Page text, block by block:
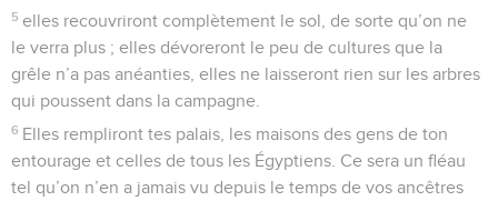
5 elles recouvriront complètement le sol, de sorte qu’on ne
le verra plus ; elles dévoreront le peu de cultures que la
grêle n’a pas anéanties, elles ne laisseront rien sur les arbres
qui poussent dans la campagne.
6 Elles rempliront tes palais, les maisons des gens de ton
entourage et celles de tous les Égyptiens. Ce sera un fléau
tel qu’on n’en a jamais vu depuis le temps de vos ancêtres